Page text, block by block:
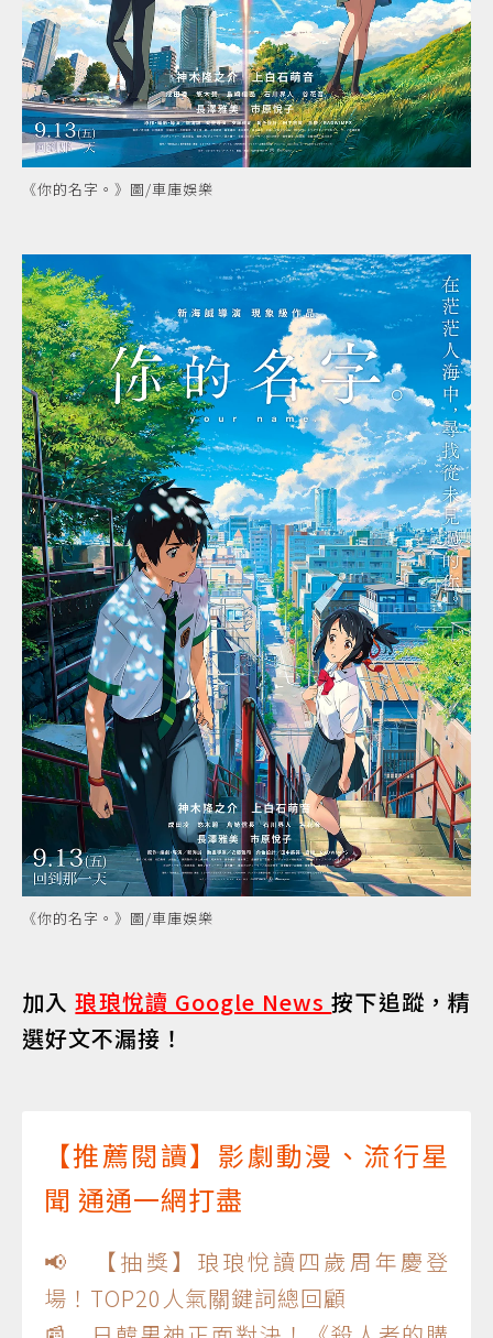
《你的名字。》圖/車庫娛樂
《你的名字。》圖/車庫娛樂
加入琅琅悅讀 Google News按下追蹤，精
選好文不漏接！
【推薦閱讀】影劇動漫、流行星
聞 通通一網打盡
📢 【抽獎】琅琅悅讀四歲周年慶登
場！TOP20人氣關鍵詞總回顧